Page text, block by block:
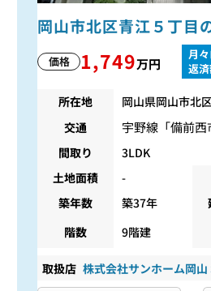
岡山市北区青江５丁目
価格 1,749万円
月
返済
所在地
岡山県岡山市北
交通
宇野線 「備前西
間取り
3LDK
土地面積
-
築年数
築37年
階数
9階建
取扱店 株式会社サンホーム岡